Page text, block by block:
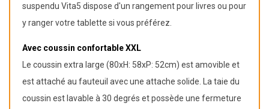
suspendu Vita5 dispose d'un rangement pour livres ou pour
y ranger votre tablette si vous préférez.
Avec coussin confortable XXL
Le coussin extra large (80xH: 58xP: 52cm) est amovible et
est attaché au fauteuil avec une attache solide. La taie du
coussin est lavable à 30 degrés et possède une fermeture